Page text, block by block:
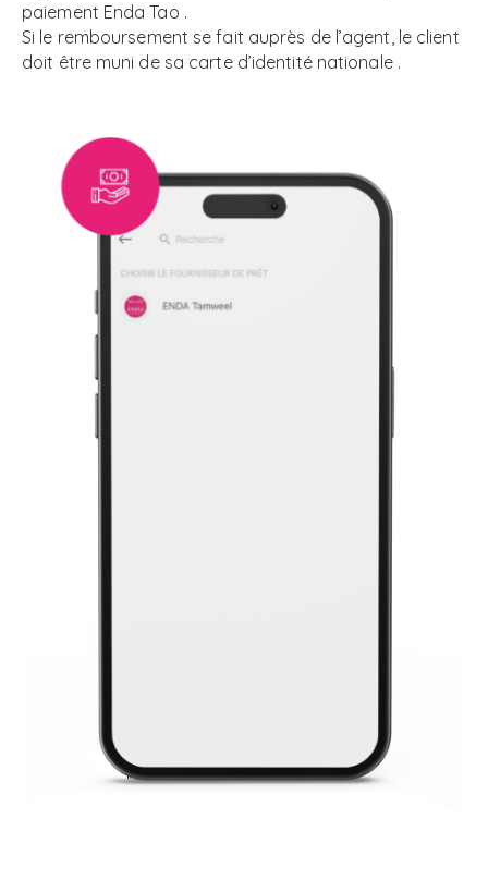
paiement Enda Tao .
Si le remboursement se fait auprès de l’agent, le client
doit être muni de sa carte d’identité nationale .
1.“Appuyez sur "Paiement microcrédit”